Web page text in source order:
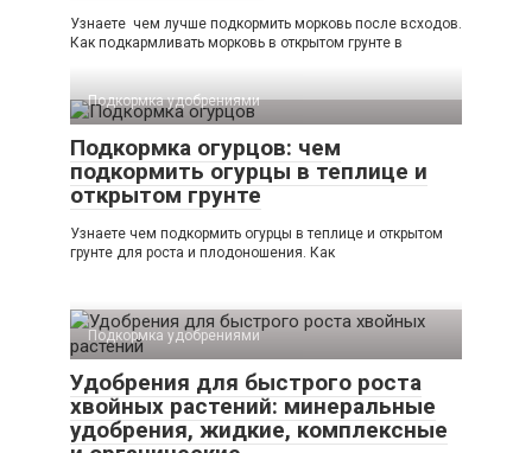
Узнаете чем лучше подкормить морковь после всходов.
Как подкармливать морковь в открытом грунте в
Подкормка удобрениями
Подкормка огурцов: чем
подкормить огурцы в теплице и
открытом грунте
Узнаете чем подкормить огурцы в теплице и открытом
грунте для роста и плодоношения. Как
Подкормка удобрениями
Удобрения для быстрого роста
хвойных растений: минеральные
удобрения, жидкие, комплексные